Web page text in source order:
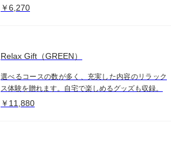
￥6,270
Relax Gift（GREEN）
選べるコースの数が多く、充実した内容のリラック
ス体験を贈れます。自宅で楽しめるグッズも収録。
￥11,880